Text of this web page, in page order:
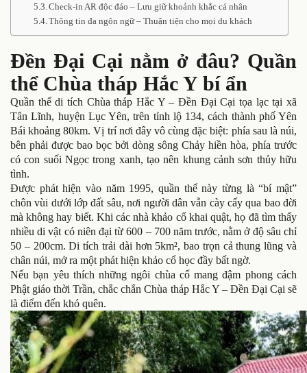
Check-in AR độc đáo – Lưu giữ khoảnh khắc cá nhân
Thông tin đa ngôn ngữ – Thuận tiện cho mọi du khách
Đền Đại Cại nằm ở đâu? Quần
thể Chùa tháp Hắc Y bí ẩn
Quần thể di tích Chùa tháp Hắc Y – Đền Đại Cại tọa lạc tại xã
Tân Lĩnh, huyện Lục Yên, trên tỉnh lộ 134, cách thành phố Yên
Bái khoảng 80km. Vị trí nơi đây vô cùng đặc biệt: phía sau là núi,
bên phải được bao bọc bởi dòng sông Chảy hiền hòa, phía trước
có con suối Ngọc trong xanh, tạo nên khung cảnh sơn thủy hữu
tình.
Được phát hiện vào năm 1995, quần thể này từng là “bí mật”
chôn vùi dưới lớp đất sâu, nơi người dân vẫn cày cấy qua bao đời
mà không hay biết. Khi các nhà khảo cổ khai quật, họ đã tìm thấy
nhiều di vật có niên đại từ 600 – 700 năm trước, nằm ở độ sâu chỉ
50 – 200cm. Di tích trải dài hơn 5km², bao trọn cả thung lũng và
chân núi, mở ra một phát hiện khảo cổ học đầy bất ngờ.
Nếu bạn yêu thích những ngôi chùa cổ mang đậm phong cách
Phật giáo thời Trần, chắc chắn Chùa tháp Hắc Y – Đền Đại Cại sẽ
là điểm đến khó quên.